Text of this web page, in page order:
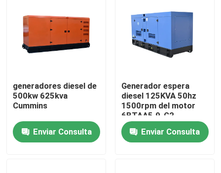
Control de calidad
Generadores diesel de Cummins
Perkins Diesel Generators
generadores diesel de
500kw 625kva
Cummins
Enviar Consulta
Generador espera
diesel 125KVA 50hz
1500rpm del motor
6BTAA5.9-G2
Cummins
Enviar Consulta